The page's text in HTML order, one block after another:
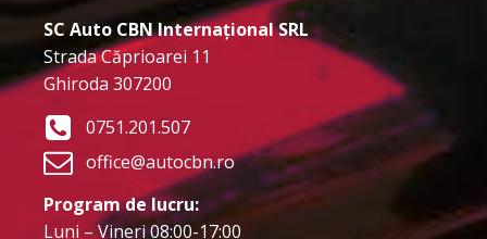
SC Auto CBN Internațional SRL
Strada Căprioarei 11
Ghiroda 307200
0751.201.507
office@autocbn.ro
Program de lucru:
Luni – Vineri 08:00-17:00